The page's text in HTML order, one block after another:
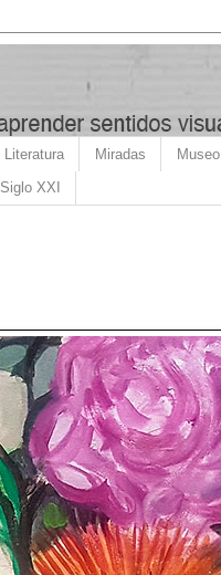
Literatura Miradas Museo
Siglo XXI